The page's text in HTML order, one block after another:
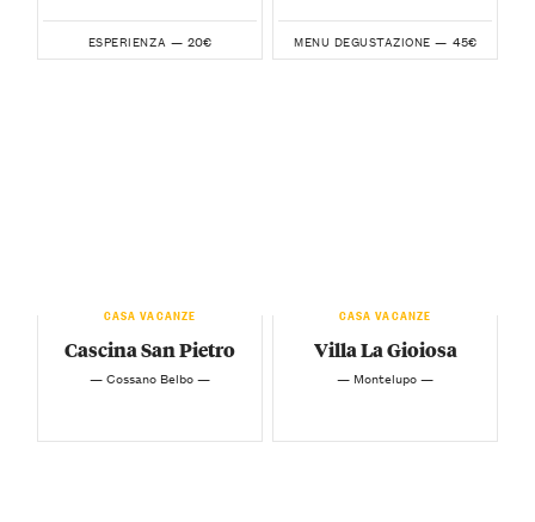
ESPERIENZA — 20€ MENU DEGUSTAZIONE — 45€
CASA VACANZE
Cascina San Pietro
— Cossano Belbo —
CASA VACANZE
Villa La Gioiosa
— Montelupo —